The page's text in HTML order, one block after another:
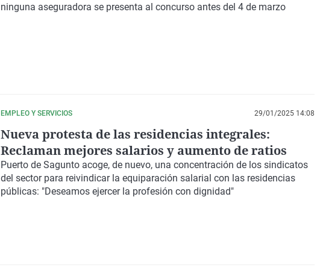
ninguna aseguradora se presenta al concurso antes del 4 de marzo
EMPLEO Y SERVICIOS 29/01/2025 14:08
Nueva protesta de las residencias integrales:
Reclaman mejores salarios y aumento de ratios
Puerto de Sagunto acoge, de nuevo, una concentración de los sindicatos
del sector para reivindicar la equiparación salarial con las residencias
públicas: "Deseamos ejercer la profesión con dignidad"